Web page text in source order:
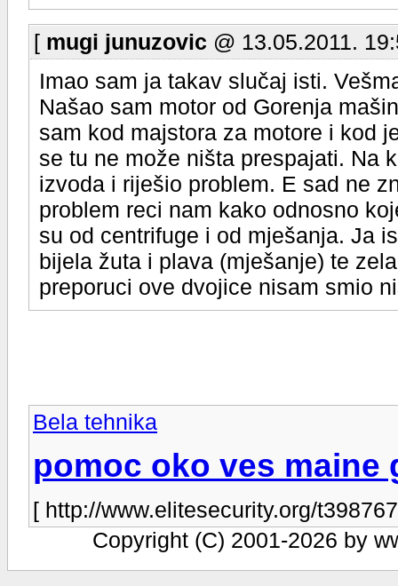
[ mugi junuzovic @ 13.05.2011.
Imao sam ja takav slučaj isti.
Našao sam motor od Gorenja
sam kod majstora za motore i kod
se tu ne može ništa prespajati. Na
izvoda i riješio problem. E sad ne
problem reci nam kako odnosno
su od centrifuge i od mješanja. Ja
bijela žuta i plava (mješanje) te
preporuci ove dvojice nisam smio
Bela tehnika
pomoc oko ves maine
[ http://www.elitesecurity.org/
Copyright (C) 2001-2026 by